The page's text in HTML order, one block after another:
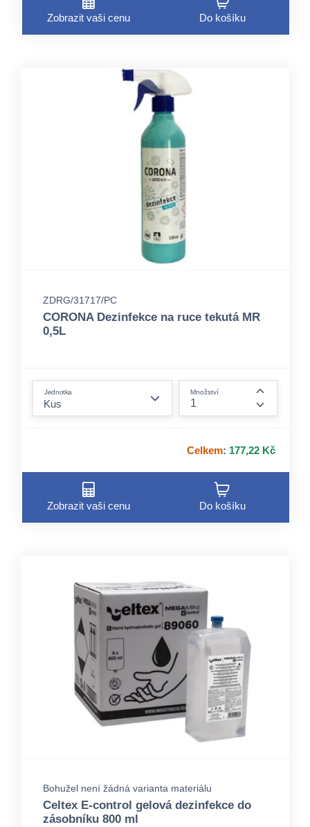
Zobrazit vaši cenu Do košíku
ZDRG/31717/PC
CORONA Dezinfekce na ruce tekutá MR
0,5L
Jednotka Množství
Celkem: 177,22 Kč
Zobrazit vaši cenu Do košíku
Bohužel není žádná varianta materiálu
Celtex E-control gelová dezinfekce do
zásobníku 800 ml